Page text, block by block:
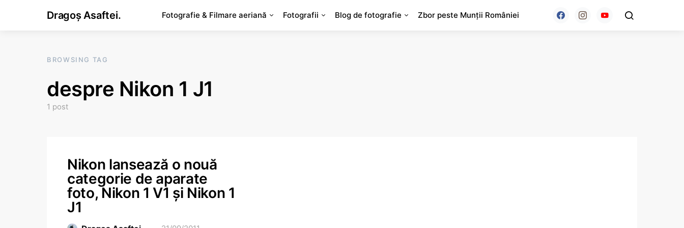
Dragoș Asaftei. Fotografie & Filmare aeriană Fotografii Blog de fotografie Zbor peste Munții României
BROWSING TAG
despre Nikon 1 J1
1 post
Nikon lansează o nouă
categorie de aparate
foto, Nikon 1 V1 și Nikon 1
J1